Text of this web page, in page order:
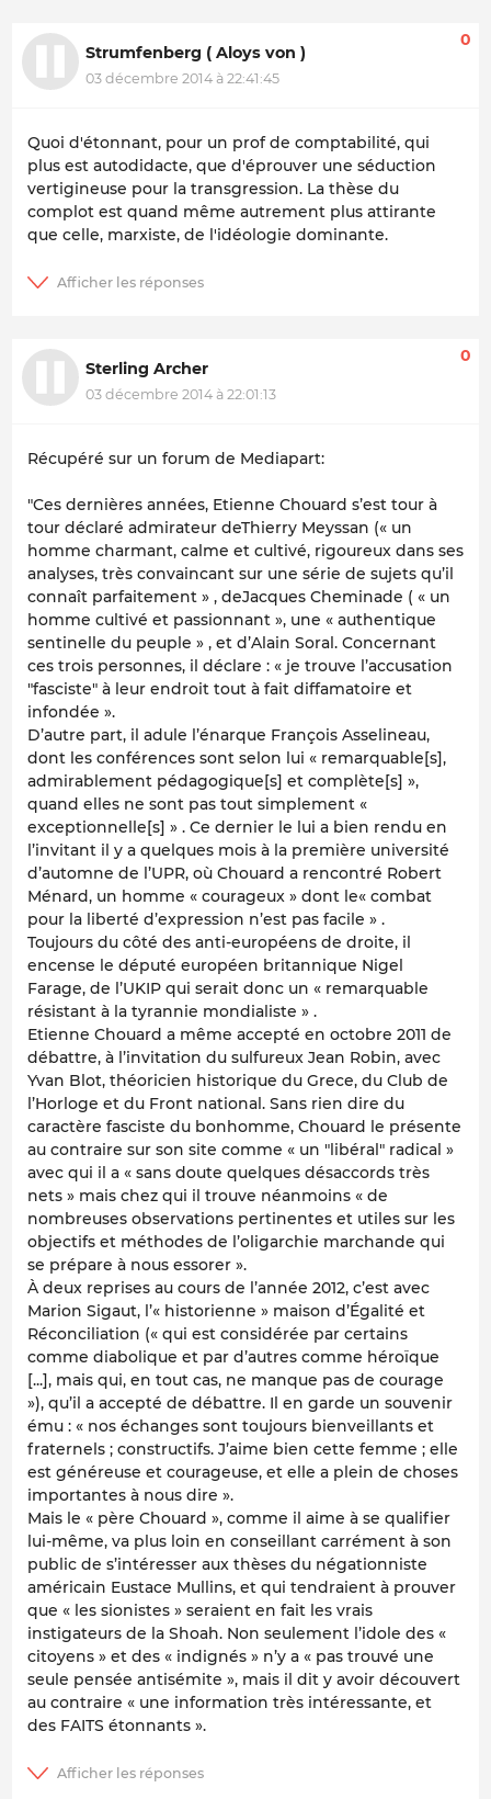
Strumfenberg ( Aloys von )
03 décembre 2014 à 22:41:45
0
Quoi d'étonnant, pour un prof de comptabilité, qui
plus est autodidacte, que d'éprouver une séduction
vertigineuse pour la transgression. La thèse du
complot est quand même autrement plus attirante
que celle, marxiste, de l'idéologie dominante.
Sterling Archer
03 décembre 2014 à 22:01:13
0
Récupéré sur un forum de Mediapart:
"Ces dernières années, Etienne Chouard s’est tour à
tour déclaré admirateur deThierry Meyssan (« un
homme charmant, calme et cultivé, rigoureux dans ses
analyses, très convaincant sur une série de sujets qu’il
connaît parfaitement » , deJacques Cheminade ( « un
homme cultivé et passionnant », une « authentique
sentinelle du peuple » , et d’Alain Soral. Concernant
ces trois personnes, il déclare : « je trouve l’accusation
"fasciste" à leur endroit tout à fait diffamatoire et
infondée ».
D’autre part, il adule l’énarque François Asselineau,
dont les conférences sont selon lui « remarquable[s],
admirablement pédagogique[s] et complète[s] »,
quand elles ne sont pas tout simplement «
exceptionnelle[s] » . Ce dernier le lui a bien rendu en
l’invitant il y a quelques mois à la première université
d’automne de l’UPR, où Chouard a rencontré Robert
Ménard, un homme « courageux » dont le« combat
pour la liberté d’expression n’est pas facile » .
Toujours du côté des anti-européens de droite, il
encense le député européen britannique Nigel
Farage, de l’UKIP qui serait donc un « remarquable
résistant à la tyrannie mondialiste » .
Etienne Chouard a même accepté en octobre 2011 de
débattre, à l’invitation du sulfureux Jean Robin, avec
Yvan Blot, théoricien historique du Grece, du Club de
l’Horloge et du Front national. Sans rien dire du
caractère fasciste du bonhomme, Chouard le présente
au contraire sur son site comme « un "libéral" radical »
avec qui il a « sans doute quelques désaccords très
nets » mais chez qui il trouve néanmoins « de
nombreuses observations pertinentes et utiles sur les
objectifs et méthodes de l’oligarchie marchande qui
se prépare à nous essorer ».
À deux reprises au cours de l’année 2012, c’est avec
Marion Sigaut, l’« historienne » maison d’Égalité et
Réconciliation (« qui est considérée par certains
comme diabolique et par d’autres comme héroïque
[...], mais qui, en tout cas, ne manque pas de courage
»), qu’il a accepté de débattre. Il en garde un souvenir
ému : « nos échanges sont toujours bienveillants et
fraternels ; constructifs. J’aime bien cette femme ; elle
est généreuse et courageuse, et elle a plein de choses
importantes à nous dire ».
Mais le « père Chouard », comme il aime à se qualifier
lui-même, va plus loin en conseillant carrément à son
public de s’intéresser aux thèses du négationniste
américain Eustace Mullins, et qui tendraient à prouver
que « les sionistes » seraient en fait les vrais
instigateurs de la Shoah. Non seulement l’idole des «
citoyens » et des « indignés » n’y a « pas trouvé une
seule pensée antisémite », mais il dit y avoir découvert
au contraire « une information très intéressante, et
des FAITS étonnants ».